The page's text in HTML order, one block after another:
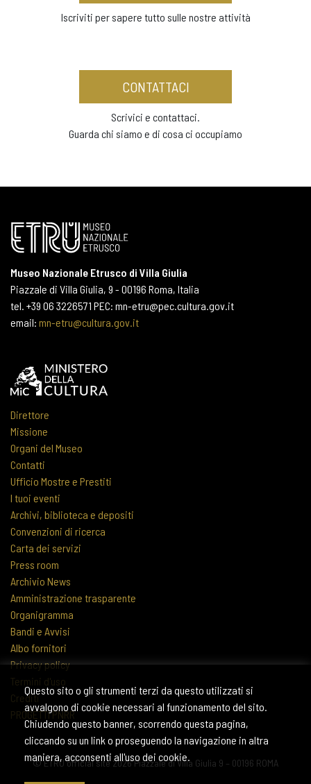
Questo sito o gli strumenti terzi da questo utilizzati si
avvalgono di cookie necessari al funzionamento del sito.
Chiudendo questo banner, scorrendo questa pagina,
cliccando su un link o proseguendo la navigazione in altra
maniera, acconsenti all'uso dei cookie.
Iscriviti per sapere tutto sulle nostre attività
CONTATTACI
Scrivici e contattaci.
Guarda chi siamo e di cosa ci occupiamo
Museo Nazionale Etrusco di Villa Giulia
Piazzale di Villa Giulia, 9 - 00196 Roma, Italia
tel. +39 06 3226571 PEC: mn-etru@pec.cultura.gov.it
email: mn-etru@cultura.gov.it
Direttore
Missione
Organi del Museo
Contatti
Ufficio Mostre e Prestiti
I tuoi eventi
Archivi, biblioteca e depositi
Convenzioni di ricerca
Carta dei servizi
Press room
Archivio News
Amministrazione trasparente
Organigramma
Bandi e Avvisi
Albo fornitori
Privacy policy
Termini d'uso
Crediti
PROGETTI PNRR
© ETRU official site 2026 Piazzale di Villa Giulia 9 – 00196 ROMA